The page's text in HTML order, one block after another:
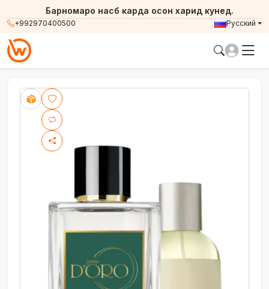
+992970400500
Барномаро насб карда осон харид кунед.
Русский